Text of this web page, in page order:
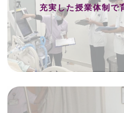
充実した授業体制で